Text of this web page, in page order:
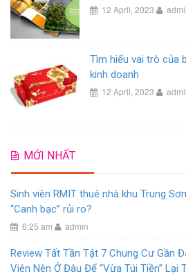
12 April, 2023
Tìm hiểu vai trò của
kinh doanh
12 April, 2023
MỚI NHẤT
Sinh viên RMIT thuê nhà khu Trung
“Canh bạc” rủi ro?
6:25 am admin
Review Tất Tần Tật 7 Chung Cư Gần
Viên Nên Ở Đâu Để “Vừa Túi Tiền” Lại